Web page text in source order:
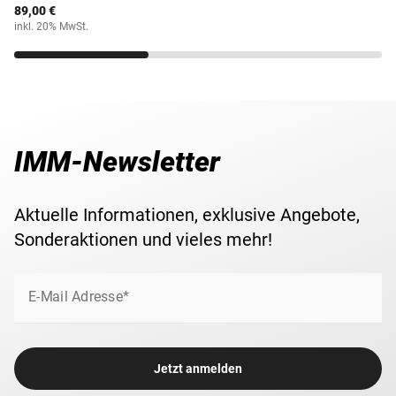
89,00 €
inkl. 20% MwSt.
IMM-Newsletter
Aktuelle Informationen, exklusive Angebote,
Sonderaktionen und vieles mehr!
E-Mail Adresse*
Jetzt anmelden